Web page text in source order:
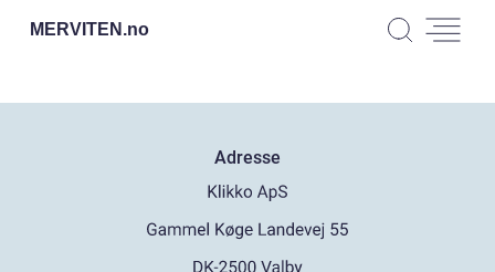
MERVITEN.no
Adresse